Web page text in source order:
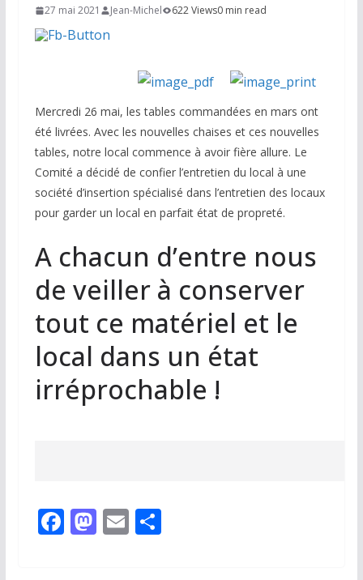
27 mai 2021 Jean-Michel 622 Views0 min read
Mercredi 26 mai, les tables commandées en mars ont
été livrées. Avec les nouvelles chaises et ces nouvelles
tables, notre local commence à avoir fière allure. Le
Comité a décidé de confier l’entretien du local à une
société d’insertion spécialisé dans l’entretien des locaux
pour garder un local en parfait état de propreté.
A chacun d’entre nous
de veiller à conserver
tout ce matériel et le
local dans un état
irréprochable !
F M E P